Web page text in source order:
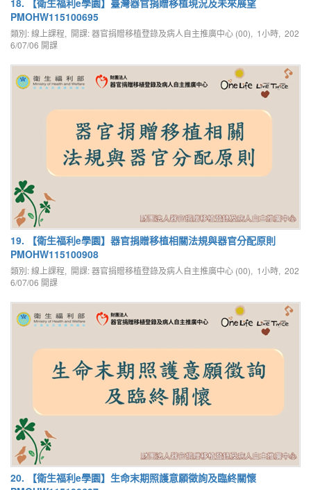
18. 【衛生福利e學園】臺灣器官捐贈移植現況及未來展望
PMOHW115100695
類別: 線上課程, 開課: 器官捐贈移植登錄及病人自主推廣中心 (00), 1小時, 202
6/07/06 開課
19. 【衛生福利e學園】器官捐贈移植相關法規與器官分配原則
PMOHW115100908
類別: 線上課程, 開課: 器官捐贈移植登錄及病人自主推廣中心 (00), 1小時, 202
6/07/06 開課
20. 【衛生福利e學園】生命末期照護意願徵詢及臨終關懷